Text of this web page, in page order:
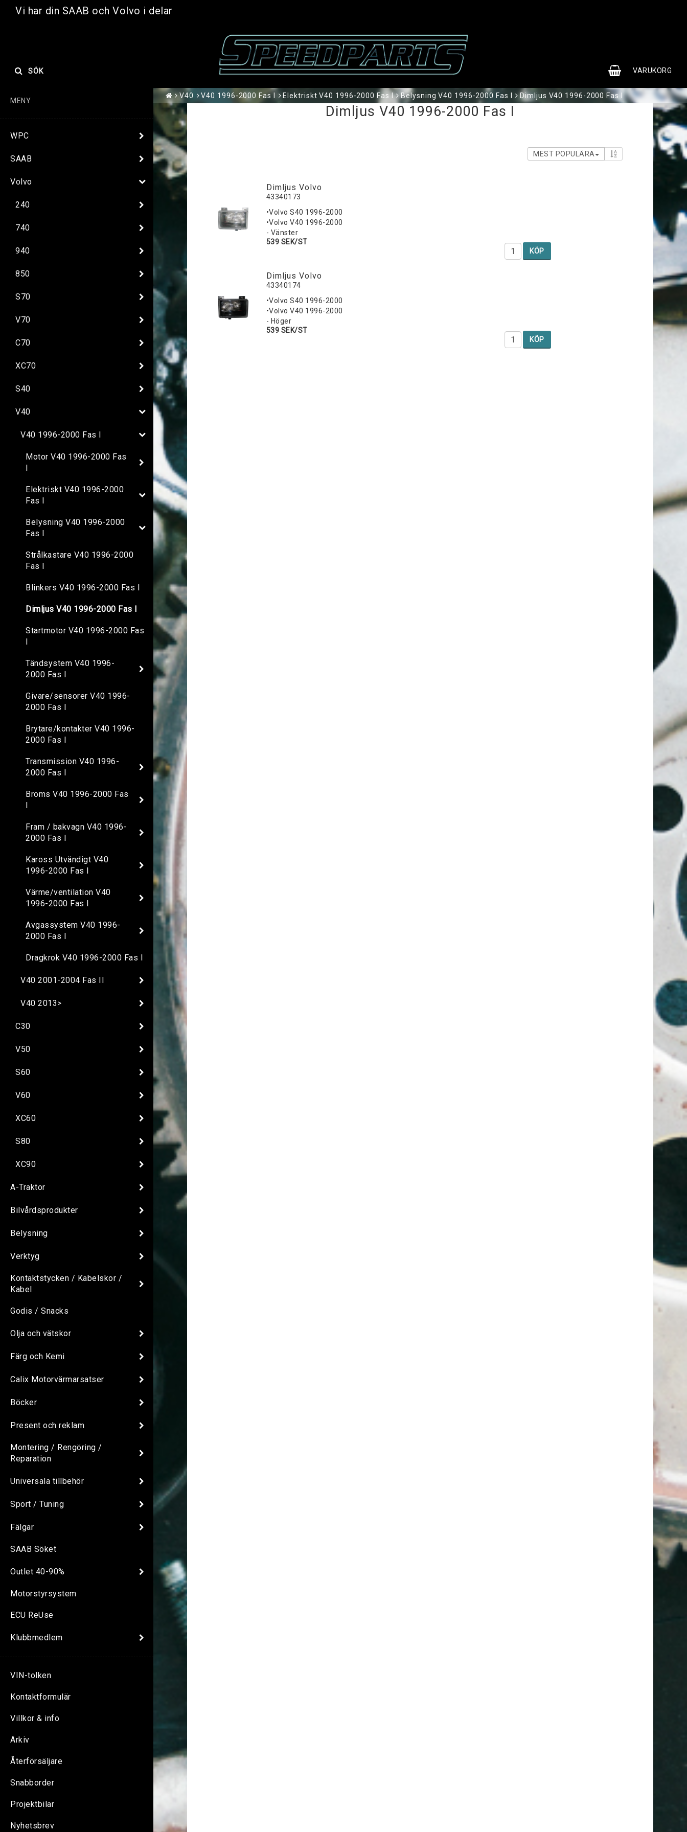
Vi har din SAAB och Volvo i delar
VARUKORG
SÖK
MENY
WPC
SAAB
Volvo
240
740
940
850
S70
V70
C70
XC70
S40
V40
V40 1996-2000 Fas I
Motor V40 1996-2000 Fas
Elektriskt V40 1996-2000
Fas I
Belysning V40 1996-2000
Fas I
Strålkastare V40 1996-2000
Fas I
Blinkers V40 1996-2000 Fas I
Dimljus V40 1996-2000 Fas I
Startmotor V40 1996-2000 Fas
Tändsystem V40 1996-
2000 Fas I
Givare/sensorer V40 1996-
2000 Fas I
Brytare/kontakter V40 1996-
2000 Fas I
Transmission V40 1996-
2000 Fas I
Broms V40 1996-2000 Fas
Fram / bakvagn V40 1996-
2000 Fas I
Kaross Utvändigt V40
1996-2000 Fas I
Värme/ventilation V40
1996-2000 Fas I
Avgassystem V40 1996-
2000 Fas I
Dragkrok V40 1996-2000 Fas I
V40 2001-2004 Fas II
V40 2013>
C30
V50
S60
V60
XC60
S80
XC90
A-Traktor
Bilvårdsprodukter
Belysning
Verktyg
Kontaktstycken / Kabelskor /
Kabel
Godis / Snacks
Olja och vätskor
Färg och Kemi
Calix Motorvärmarsatser
Böcker
Present och reklam
Montering / Rengöring /
Reparation
Universala tillbehör
Sport / Tuning
Fälgar
SAAB Söket
Outlet 40-90%
Motorstyrsystem
ECU ReUse
Klubbmedlem
VIN-tolken
Kontaktformulär
Villkor & info
Arkiv
Återförsäljare
Snabborder
Projektbilar
Nyhetsbrev
V40 V40 1996-2000 Fas I Elektriskt V40 1996-2000 Fas I Belysning V40 1996-2000 Fas I Dimljus V40 1996-2000 Fas I
Dimljus V40 1996-2000 Fas I
MEST POPULÄRA
Dimljus Volvo
43340173
•Volvo S40 1996-2000
•Volvo V40 1996-2000
- Vänster
539 SEK/ST
KÖP
Dimljus Volvo
43340174
•Volvo S40 1996-2000
•Volvo V40 1996-2000
- Höger
539 SEK/ST
KÖP